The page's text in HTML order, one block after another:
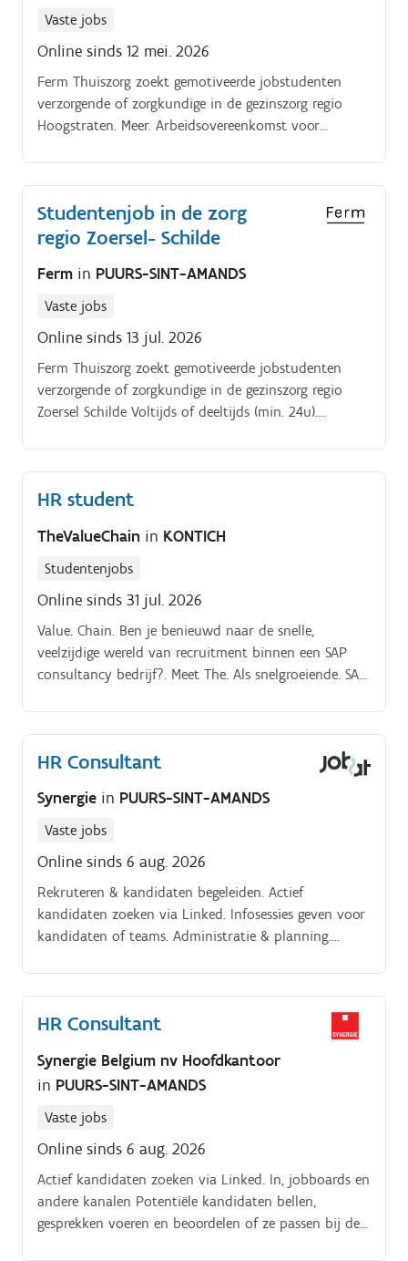
Vaste jobs
Online sinds 12 mei. 2026
Ferm Thuiszorg zoekt gemotiveerde jobstudenten
verzorgende of zorgkundige in de gezinszorg regio
Hoogstraten. Meer. Arbeidsovereenkomst voor
Functie.
Studentenjob in de zorg
regio Zoersel- Schilde
Ferm in PUURS-SINT-AMANDS
Vaste jobs
Online sinds 13 jul. 2026
Ferm Thuiszorg zoekt gemotiveerde jobstudenten
verzorgende of zorgkundige in de gezinszorg regio
Zoersel Schilde Voltijds of deeltijds (min. 24u).
HR student
TheValueChain in KONTICH
Studentenjobs
Online sinds 31 jul. 2026
Value. Chain. Ben je benieuwd naar de snelle,
veelzijdige wereld van recruitment binnen een SAP
consultancy bedrijf?. Meet The. Als snelgroeiende. SAP
HR Consultant
Synergie in PUURS-SINT-AMANDS
Vaste jobs
Online sinds 6 aug. 2026
Rekruteren & kandidaten begeleiden. Actief
kandidaten zoeken via Linked. Infosessies geven voor
kandidaten of teams. Administratie & planning.
HR Consultant
Synergie Belgium nv Hoofdkantoor
in PUURS-SINT-AMANDS
Vaste jobs
Online sinds 6 aug. 2026
Actief kandidaten zoeken via Linked. In, jobboards en
andere kanalen Potentiële kandidaten bellen,
gesprekken voeren en beoordelen of ze passen bij de